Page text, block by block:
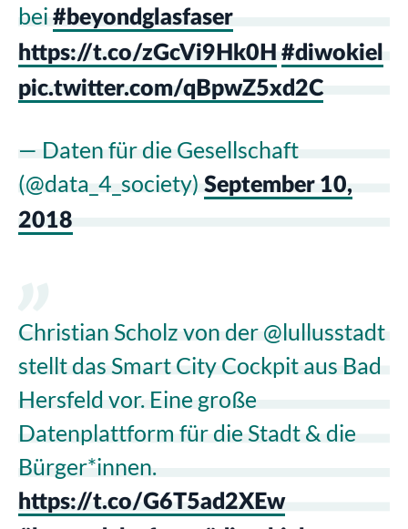
bei #beyondglasfaser
https://t.co/zGcVi9Hk0H #diwokiel
pic.twitter.com/qBpwZ5xd2C
— Daten für die Gesellschaft
(@data_4_society) September 10,
2018
Christian Scholz von der @lullusstadt
stellt das Smart City Cockpit aus Bad
Hersfeld vor. Eine große
Datenplattform für die Stadt & die
Bürger*innen.
https://t.co/G6T5ad2XEw